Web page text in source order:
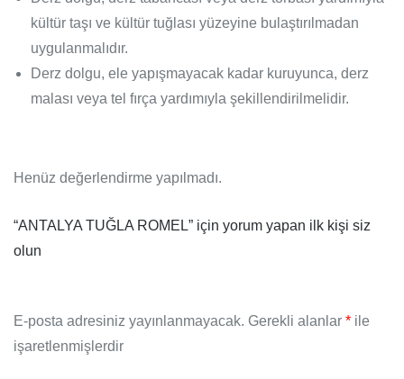
kültür taşı ve kültür tuğlası yüzeyine bulaştırılmadan
uygulanmalıdır.
Derz dolgu, ele yapışmayacak kadar kuruyunca, derz
malası veya tel fırça yardımıyla şekillendirilmelidir.
Henüz değerlendirme yapılmadı.
“ANTALYA TUĞLA ROMEL” için yorum yapan ilk kişi siz
olun
E-posta adresiniz yayınlanmayacak. Gerekli alanlar * ile
işaretlenmişlerdir